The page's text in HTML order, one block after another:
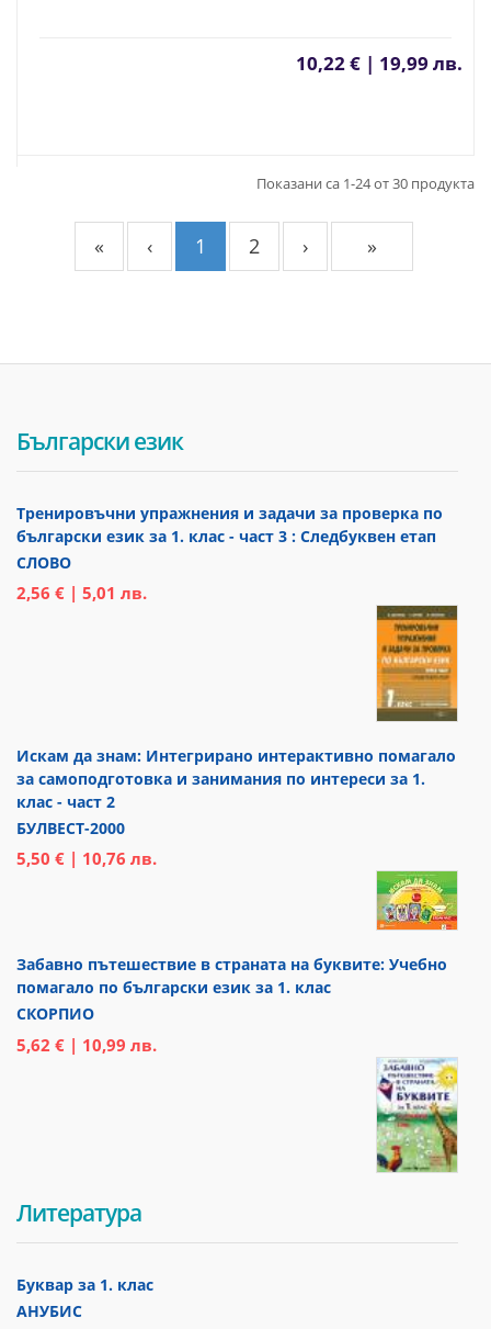
10,22 € | 19,99 лв.
Показани са 1-24 от 30 продукта
« ‹ 1 2 › »
Български език
Тренировъчни упражнения и задачи за проверка по
български език за 1. клас - част 3 : Следбуквен етап
СЛОВО
2,56 € | 5,01 лв.
Искам да знам: Интегрирано интерактивно помагало
за самоподготовка и занимания по интереси за 1.
клас - част 2
БУЛВЕСТ-2000
5,50 € | 10,76 лв.
Забавно пътешествие в страната на буквите: Учебно
помагало по български език за 1. клас
СКОРПИО
5,62 € | 10,99 лв.
Литература
Буквар за 1. клас
АНУБИС